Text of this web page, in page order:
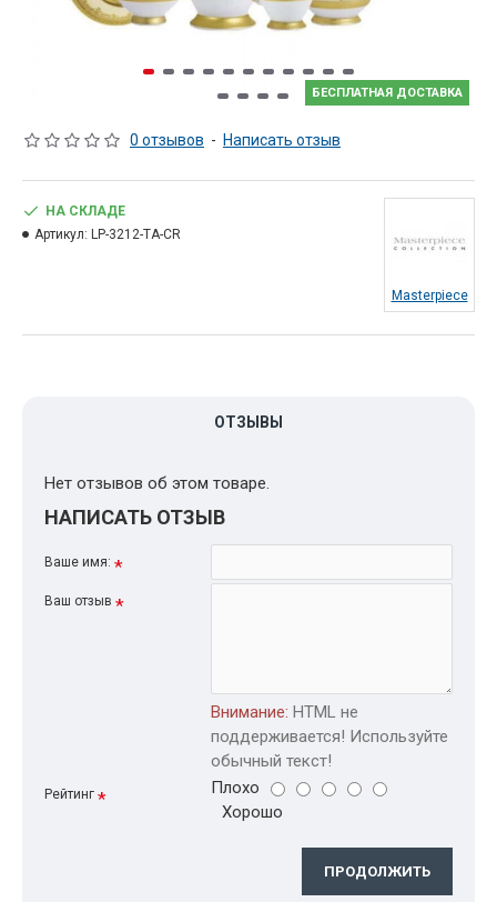
БЕСПЛАТНАЯ ДОСТАВКА
0 отзывов - Написать отзыв
НА СКЛАДЕ
Артикул: LP-3212-TA-CR
Masterpiece
ОТЗЫВЫ
Нет отзывов об этом товаре.
НАПИСАТЬ ОТЗЫВ
Ваше имя:
Ваш отзыв
Внимание: HTML не
поддерживается! Используйте
обычный текст!
Рейтинг
Плохо
Хорошо
ПРОДОЛЖИТЬ